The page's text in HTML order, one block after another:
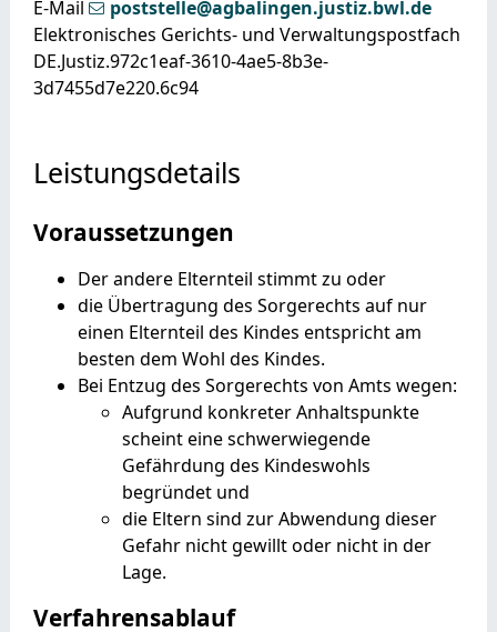
E-Mail
poststelle@agbalingen.justiz.bwl.de
Elektronisches Gerichts- und Verwaltungspostfach
DE.Justiz.972c1eaf-3610-4ae5-8b3e-
3d7455d7e220.6c94
Leistungsdetails
Voraussetzungen
Der andere Elternteil stimmt zu oder
die Übertragung des Sorgerechts auf nur
einen Elternteil des Kindes entspricht am
besten dem Wohl des Kindes.
Bei Entzug des Sorgerechts von Amts wegen:
Aufgrund konkreter Anhaltspunkte
scheint eine schwerwiegende
Gefährdung des Kindeswohls
begründet und
die Eltern sind zur Abwendung dieser
Gefahr nicht gewillt oder nicht in der
Lage.
Verfahrensablauf